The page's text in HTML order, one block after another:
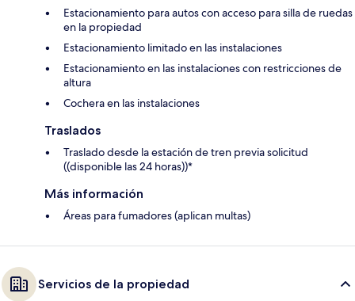
Estacionamiento para autos con acceso para silla de ruedas
en la propiedad
Estacionamiento limitado en las instalaciones
Estacionamiento en las instalaciones con restricciones de
altura
Cochera en las instalaciones
Traslados
Traslado desde la estación de tren previa solicitud
((disponible las 24 horas))*
Más información
Áreas para fumadores (aplican multas)
Servicios de la propiedad